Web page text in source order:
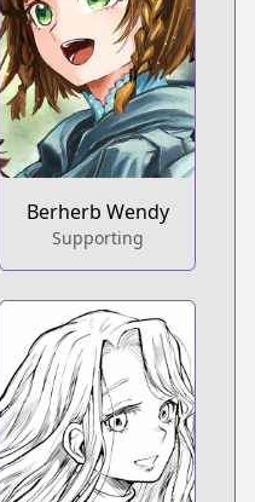
Berherb Wendy
Supporting